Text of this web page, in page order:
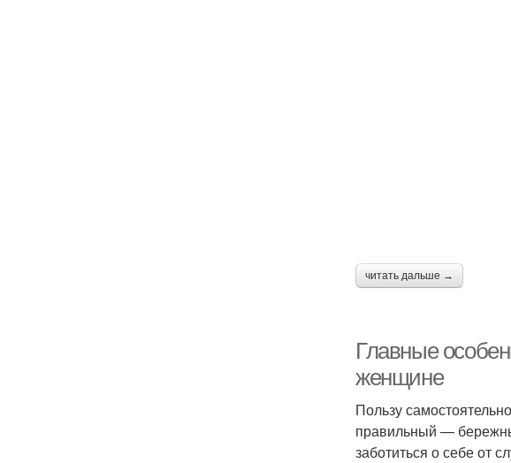
читать дальше →
Главные
женщине
Пользу
правильный —
заботиться о себе от